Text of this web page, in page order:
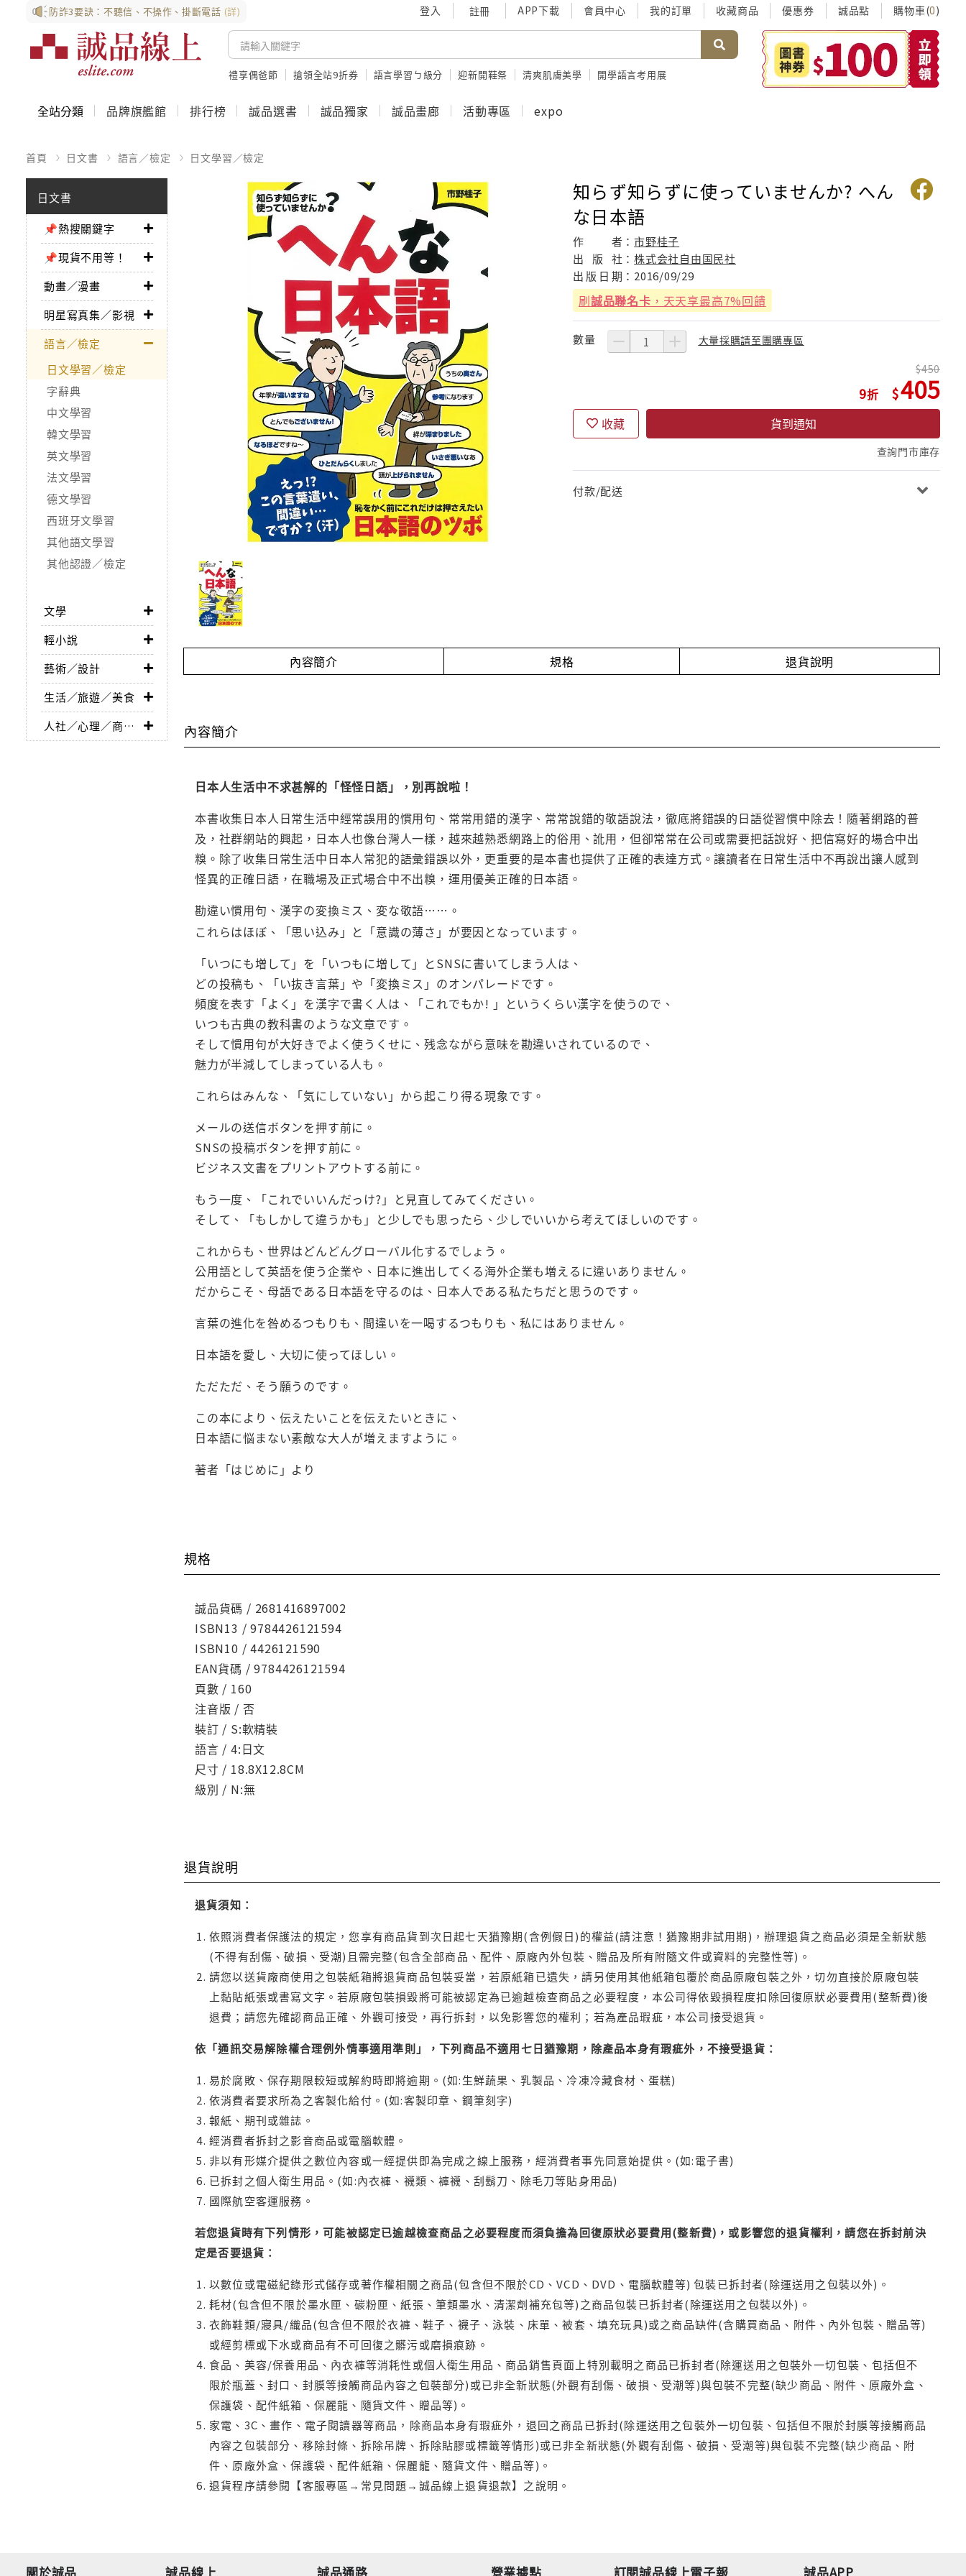
防詐3要訣：不聽信、不操作、掛斷電話 (詳) 登入 註冊 APP下載 會員中心 我的訂單 收藏商品 優惠券 誠品點 購物車(0)
禮享偶爸節 搶領全站9折券 語言學習ㄅ級分 迎新開鞋祭 清爽肌膚美學 開學語言考用展
全站分類 品牌旗艦館 排行榜 誠品選書 誠品獨家 誠品畫廊 活動專區 expo
首頁 日文書 語言／檢定 日文學習／檢定
日文書
📌熱搜關鍵字
📌現貨不用等！
動畫／漫畫
明星寫真集／影視
語言／檢定
日文學習／檢定
字辭典
中文學習
韓文學習
英文學習
法文學習
德文學習
西班牙文學習
其他語文學習
其他認證／檢定
文學
輕小說
藝術／設計
生活／旅遊／美食
人社／心理／商業／其他
知らず知らずに使っていませんか? へん
な日本語
作 者：市野桂子
出
版 社：株式会社自由国民社
出 版 日 期： 2016/09/29
刷誠品聯名卡 ，天天享最高7%回饋
數量 大量採購請至團購專區
9
450
405
收藏 貨到通知
查詢門市庫存
付款/配送
內容簡介 規格 退貨說明
內容簡介
日本人生活中不求甚解的「怪怪日語」，別再說啦！
本書收集日本人日常生活中經常誤用的慣用句、常常用錯的漢字、常常說錯的敬語說法，徹底將錯誤的日語從習慣中除去！隨著網路的普
及，社群網站的興起，日本人也像台灣人一樣，越來越熟悉網路上的俗用、訛用，但卻常常在公司或需要把話說好、把信寫好的場合中出
糗。除了收集日常生活中日本人常犯的語彙錯誤以外，更重要的是本書也提供了正確的表達方式。讓讀者在日常生活中不再說出讓人感到
怪異的正確日語，在職場及正式場合中不出糗，運用優美正確的日本語。
勘違い慣用句、漢字の変換ミス、変な敬語……。
これらはほぼ、「思い込み」と「意識の薄さ」が要因となっています。
「いつにも増して」を「いつもに増して」とSNSに書いてしまう人は、
どの投稿も、「い抜き言葉」や「変換ミス」のオンパレードです。
頻度を表す「よく」を漢字で書く人は、「これでもか! 」というくらい漢字を使うので、
いつも古典の教科書のような文章です。
そして慣用句が大好きでよく使うくせに、残念ながら意味を勘違いされているので、
魅力が半減してしまっている人も。
これらはみんな、「気にしていない」から起こり得る現象です。
メールの送信ボタンを押す前に。
SNSの投稿ボタンを押す前に。
ビジネス文書をプリントアウトする前に。
もう一度、「これでいいんだっけ?」と見直してみてください。
そして、「もしかして違うかも」と少しでも思ったら、少しでいいから考えてほしいのです。
これからも、世界はどんどんグローバル化するでしょう。
公用語として英語を使う企業や、日本に進出してくる海外企業も増えるに違いありません。
だからこそ、母語である日本語を守るのは、日本人である私たちだと思うのです。
言葉の進化を咎めるつもりも、間違いを一喝するつもりも、私にはありません。
日本語を愛し、大切に使ってほしい。
ただただ、そう願うのです。
この本により、伝えたいことを伝えたいときに、
日本語に悩まない素敵な大人が増えますように。
著者「はじめに」より
規格
誠品貨碼 / 2681416897002
ISBN13 / 9784426121594
ISBN10 / 4426121590
EAN貨碼 / 9784426121594
頁數 / 160
注音版 / 否
裝訂 / S:軟精裝
語言 / 4:日文
尺寸 / 18.8X12.8CM
級別 / N:無
退貨說明
退貨須知：
依照消費者保護法的規定，您享有商品貨到次日起七天猶豫期(含例假日)的權益(請注意！猶豫期非試用期)，辦理退貨之商品必須是全新狀態
(不得有刮傷、破損、受潮)且需完整(包含全部商品、配件、原廠內外包裝、贈品及所有附隨文件或資料的完整性等)。
請您以送貨廠商使用之包裝紙箱將退貨商品包裝妥當，若原紙箱已遺失，請另使用其他紙箱包覆於商品原廠包裝之外，切勿直接於原廠包裝
上黏貼紙張或書寫文字。若原廠包裝損毀將可能被認定為已逾越檢查商品之必要程度，本公司得依毀損程度扣除回復原狀必要費用(整新費)後
退費；請您先確認商品正確、外觀可接受，再行拆封，以免影響您的權利；若為產品瑕疵，本公司接受退貨。
依「通訊交易解除權合理例外情事適用準則」，下列商品不適用七日猶豫期，除產品本身有瑕疵外，不接受退貨：
易於腐敗、保存期限較短或解約時即將逾期。(如:生鮮蔬果、乳製品、冷凍冷藏食材、蛋糕)
依消費者要求所為之客製化給付。(如:客製印章、鋼筆刻字)
報紙、期刊或雜誌。
經消費者拆封之影音商品或電腦軟體。
非以有形媒介提供之數位內容或一經提供即為完成之線上服務，經消費者事先同意始提供。(如:電子書)
已拆封之個人衛生用品。(如:內衣褲、襪類、褲襪、刮鬍刀、除毛刀等貼身用品)
國際航空客運服務。
若您退貨時有下列情形，可能被認定已逾越檢查商品之必要程度而須負擔為回復原狀必要費用(整新費)，或影響您的退貨權利，請您在拆封前決
定是否要退貨：
以數位或電磁紀錄形式儲存或著作權相關之商品(包含但不限於CD、VCD、DVD、電腦軟體等) 包裝已拆封者(除運送用之包裝以外)。
耗材(包含但不限於墨水匣、碳粉匣、紙張、筆類墨水、清潔劑補充包等)之商品包裝已拆封者(除運送用之包裝以外)。
衣飾鞋類/寢具/織品(包含但不限於衣褲、鞋子、襪子、泳裝、床單、被套、填充玩具)或之商品缺件(含購買商品、附件、內外包裝、贈品等)
或經剪標或下水或商品有不可回復之髒污或磨損痕跡。
食品、美容/保養用品、內衣褲等消耗性或個人衛生用品、商品銷售頁面上特別載明之商品已拆封者(除運送用之包裝外一切包裝、包括但不
限於瓶蓋、封口、封膜等接觸商品內容之包裝部分)或已非全新狀態(外觀有刮傷、破損、受潮等)與包裝不完整(缺少商品、附件、原廠外盒、
保護袋、配件紙箱、保麗龍、隨貨文件、贈品等)。
家電、3C、畫作、電子閱讀器等商品，除商品本身有瑕疵外，退回之商品已拆封(除運送用之包裝外一切包裝、包括但不限於封膜等接觸商品
內容之包裝部分、移除封條、拆除吊牌、拆除貼膠或標籤等情形)或已非全新狀態(外觀有刮傷、破損、受潮等)與包裝不完整(缺少商品、附
件、原廠外盒、保護袋、配件紙箱、保麗龍、隨貨文件、贈品等)。
退貨程序請參閱【客服專區→常見問題→誠品線上退貨退款】之說明。
關於誠品 誠品線上 誠品通路 營業據點 訂閱誠品線上電子報 誠品APP